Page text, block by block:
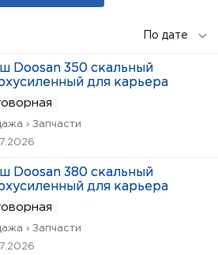
Doosan 350 скальный
для карьера
› Запчасти
Doosan 380 скальный
для карьера
› Запчасти